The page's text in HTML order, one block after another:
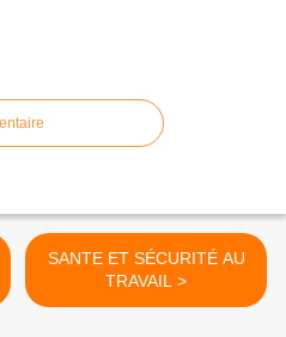
SANTE ET SÉCURITÉ AU
TRAVAIL >